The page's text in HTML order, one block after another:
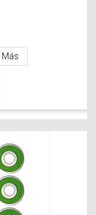
Más